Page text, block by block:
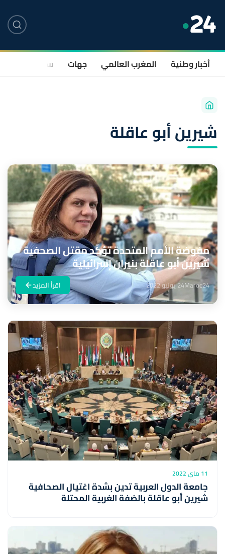
أخبار وطنية المغرب العالمي جهات سياسة
شيرين أبو عاقلة
مفوضة الأمم المتحدة تؤكّد مقتل الصحفية
شيرين أبو عاقلة بنيران إسرائيلية
Maroc2424 يونيو 2022 اقرأ المزيد
11 ماي 2022
جامعة الدول العربية تدين بشدة اغتيال الصحافية
شيرين أبو عاقلة بالضفة الغربية المحتلة